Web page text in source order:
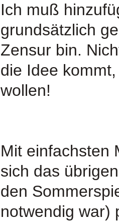
Ich muß
grundsätzlich
Zensur bin.
die Idee
wollen!
Mit einfachsten
sich das
den
notwendig war)